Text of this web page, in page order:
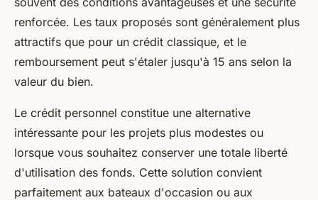
renforcée. Les taux proposés sont généralement plus
attractifs que pour un crédit classique, et le
remboursement peut s'étaler jusqu'à 15 ans selon la
valeur du bien.
Le crédit personnel constitue une alternative
intéressante pour les projets plus modestes ou
lorsque vous souhaitez conserver une totale liberté
d'utilisation des fonds. Cette solution convient
parfaitement aux bateaux d'occasion ou aux